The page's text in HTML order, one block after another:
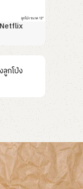
กโป่ง